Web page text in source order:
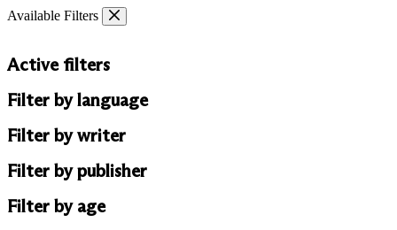
Skip
Available Filters
Active filters
Filter by language
Filter by writer
Filter by publisher
Filter by age